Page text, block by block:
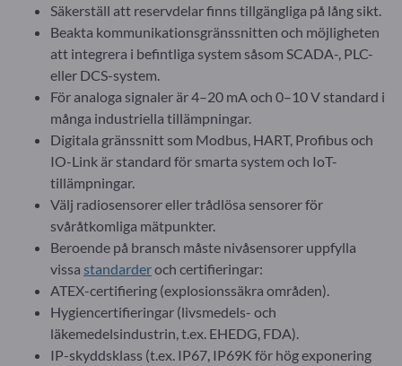
Säkerställ att reservdelar finns tillgängliga på lång sikt.
Beakta kommunikationsgränssnitten och möjligheten
att integrera i befintliga system såsom SCADA-, PLC-
eller DCS-system.
För analoga signaler är 4–20 mA och 0–10 V standard i
många industriella tillämpningar.
Digitala gränssnitt som Modbus, HART, Profibus och
IO-Link är standard för smarta system och IoT-
tillämpningar.
Välj radiosensorer eller trådlösa sensorer för
svåråtkomliga mätpunkter.
Beroende på bransch måste nivåsensorer uppfylla
vissa standarderoch certifieringar:
ATEX-certifiering (explosionssäkra områden).
Hygiencertifieringar (livsmedels- och
läkemedelsindustrin, t.ex. EHEDG, FDA).
IP-skyddsklass (t.ex. IP67, IP69K för hög exponering